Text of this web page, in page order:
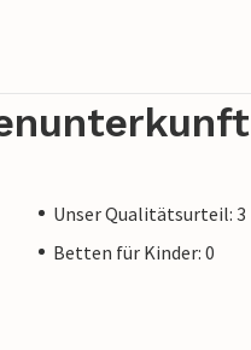
Unser Qualitätsurteil: 3
Betten für Kinder: 0